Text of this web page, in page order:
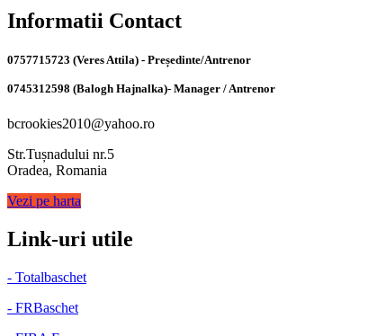
Informatii Contact
0757715723 (Veres Attila) - Președinte/Antrenor
0745312598 (Balogh Hajnalka)- Manager / Antrenor
bcrookies2010@yahoo.ro
Str.Tușnadului nr.5
Oradea, Romania
Vezi pe harta
Link-uri utile
- Totalbaschet
- FRBaschet